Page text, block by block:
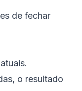
de fechar
o resultado